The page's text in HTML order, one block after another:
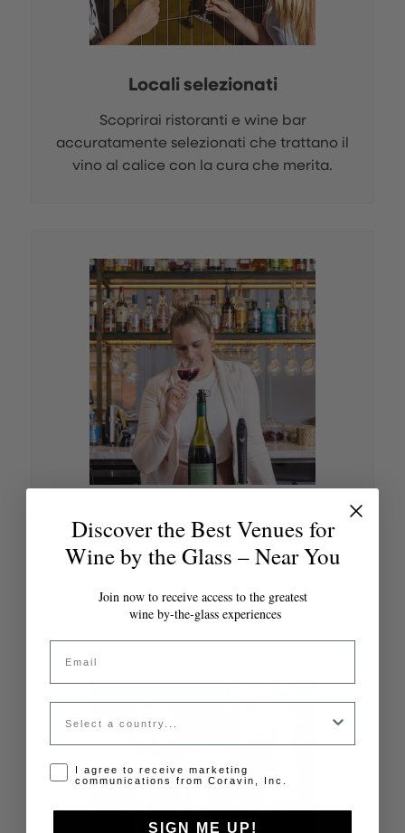
Locali selezionati
Scoprirai ristoranti e wine bar
accuratamente selezionati che trattano il
vino al calice con la cura che merita.
Sommelier di fiducia
Ascolta gli esperti appassionati di vino che
Discover the Best Venues for
Wine by the Glass – Near You
Join now to receive access to the greatest
wine by-the-glass experiences
Email
Country
Opt-in disclaimer
I agree to receive marketing
communications from Coravin, Inc.
SIGN ME UP!